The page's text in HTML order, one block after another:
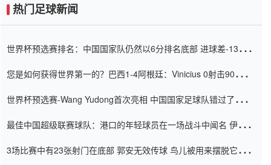
热门足球新闻
世界杯预选赛排名：中国国家队仍然以6分排名底部 进球差-13令人
您是如何获得世界第一的？巴西1-4阿根廷：Vinicius 0射击90分钟
世界杯预选赛-Wang Yudong首次亮相 中国国家足球队错过了世界
最佳中国超级联赛球队：港口的年轻球员在一场战斗中闻名 伊万放
3场比赛中有23张射门在底部 郭安无效传球 鸟儿被用来摆脱它